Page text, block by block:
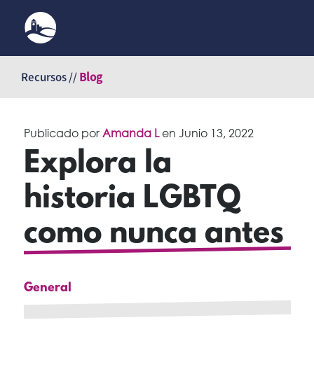
contenido
Recursos //Blog
Publicado por Amanda Len Junio 13, 2022
Explora la
historia LGBTQ
como nunca antes
General